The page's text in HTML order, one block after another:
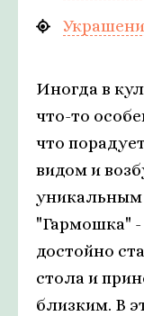
Иногда в
что-то
что
видом и
уникальным
"Гармошка"
достойно
стола и
близким. В